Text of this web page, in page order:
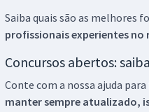
Saiba quais são as melhores
profissionais experientes no
Concursos abertos:
Conte com a nossa ajuda
manter sempre atualizado,